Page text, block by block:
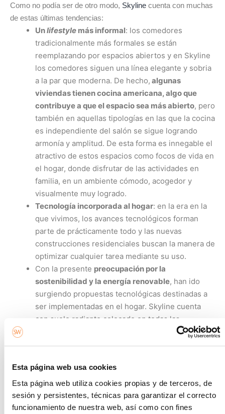
Esta página web usa cookies
Esta página web utiliza cookies propias y de terceros, de
sesión y persistentes, técnicas para garantizar el correcto
funcionamiento de nuestra web, así como con fines
Como no podía ser de otro modo, Skyline cuenta con muchas
de estas últimas tendencias:
Unlifestyle más informal: los comedores
tradicionalmente más formales se están
reemplazando por espacios abiertos y en Skyline
los comedores siguen una línea elegante y sobria
a la par que moderna. De hecho, algunas
viviendas tienen cocina americana, algo que
contribuye a que el espacio sea más abierto, pero
también en aquellas tipologías en las que la cocina
es independiente del salón se sigue logrando
armonía y amplitud. De esta forma es innegable el
atractivo de estos espacios como focos de vida en
el hogar, donde disfrutar de las actividades en
familia, en un ambiente cómodo, acogedor y
visualmente muy logrado.
Tecnología incorporada al hogar: en la era en la
que vivimos, los avances tecnológicos forman
parte de prácticamente todo y las nuevas
construcciones residenciales buscan la manera de
optimizar cualquier tarea mediante su uso.
Con la presente preocupación por la
sostenibilidad y la energía renovable, han ido
surgiendo propuestas tecnológicas destinadas a
ser implementadas en el hogar. Skyline cuenta
con suelo radiante colocado en todas las
estancias, incluidos el baño y la cocina. Por otro
lado, el edificio en su conjunto aspira a la
es verificar su sostenibilidad tanto durante su
construcción como a lo largo de su vida útil.
Por último, otra de las tendencias que se han
hecho notables es laatención a un entorno